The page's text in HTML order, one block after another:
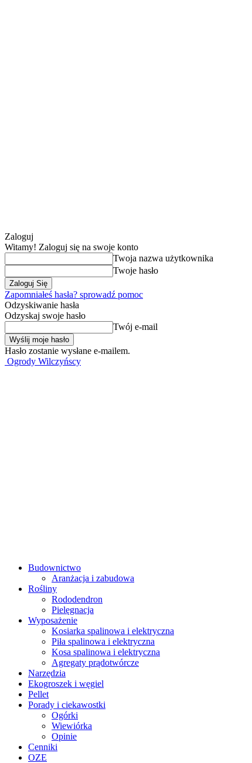
Zaloguj
Witamy! Zaloguj się na swoje konto
Twoja nazwa użytkownika
Twoje hasło
Zapomniałeś hasła? sprowadź pomoc
Odzyskiwanie hasła
Odzyskaj swoje hasło
Twój e-mail
Hasło zostanie wysłane e-mailem.
Ogrody Wilczyńscy
Budownictwo
Aranżacja i zabudowa
Rośliny
Rododendron
Pielęgnacja
Wyposażenie
Kosiarka spalinowa i elektryczna
Piła spalinowa i elektryczna
Kosa spalinowa i elektryczna
Agregaty prądotwórcze
Narzędzia
Ekogroszek i węgiel
Pellet
Porady i ciekawostki
Ogórki
Wiewiórka
Opinie
Cenniki
OZE